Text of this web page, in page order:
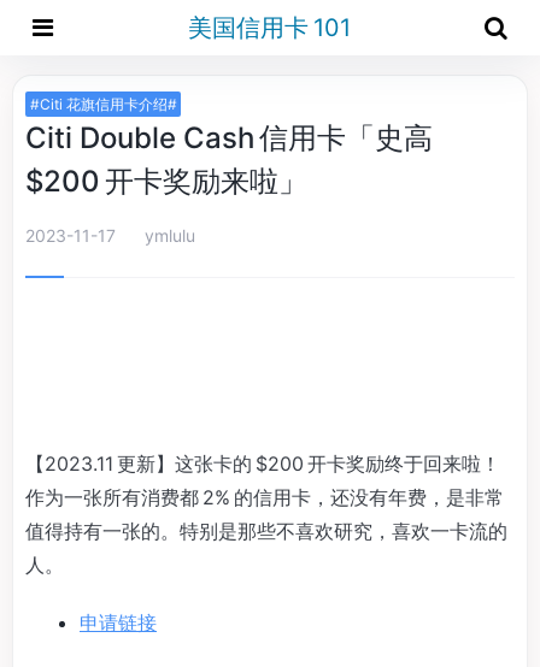
美国信用卡 101
#Citi 花旗信用卡介绍#
Citi Double Cash 信用卡「史高
$200 开卡奖励来啦」
2023-11-17 ymlulu
【2023.11 更新】这张卡的 $200 开卡奖励终于回来啦！
作为一张所有消费都 2% 的信用卡，还没有年费，是非常
值得持有一张的。特别是那些不喜欢研究，喜欢一卡流的
人。
申请链接